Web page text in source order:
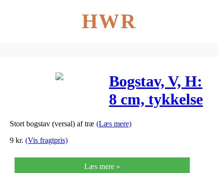
HWR
Bogstav, V, H:
8 cm, tykkelse
1,5 cm, MDF,
Stort bogstav (versal) af træ (Læs mere)
9 kr. (Vis fragtpris)
Læs mere »